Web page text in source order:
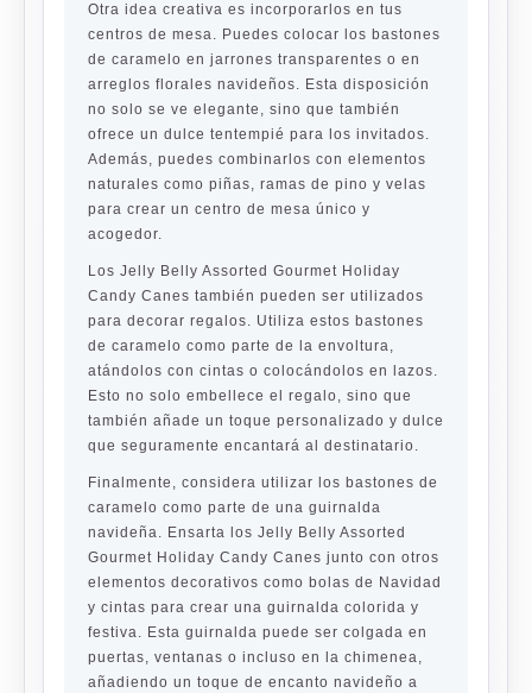
Otra idea creativa es incorporarlos en tus
centros de mesa. Puedes colocar los bastones
de caramelo en jarrones transparentes o en
arreglos florales navideños. Esta disposición
no solo se ve elegante, sino que también
ofrece un dulce tentempié para los invitados.
Además, puedes combinarlos con elementos
naturales como piñas, ramas de pino y velas
para crear un centro de mesa único y
acogedor.
Los Jelly Belly Assorted Gourmet Holiday
Candy Canes también pueden ser utilizados
para decorar regalos. Utiliza estos bastones
de caramelo como parte de la envoltura,
atándolos con cintas o colocándolos en lazos.
Esto no solo embellece el regalo, sino que
también añade un toque personalizado y dulce
que seguramente encantará al destinatario.
Finalmente, considera utilizar los bastones de
caramelo como parte de una guirnalda
navideña. Ensarta los Jelly Belly Assorted
Gourmet Holiday Candy Canes junto con otros
elementos decorativos como bolas de Navidad
y cintas para crear una guirnalda colorida y
festiva. Esta guirnalda puede ser colgada en
puertas, ventanas o incluso en la chimenea,
añadiendo un toque de encanto navideño a